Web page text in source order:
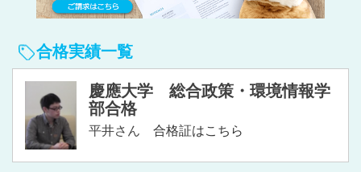
合格実績一覧
慶應大学 総合政策・環境情報学
部合格
平井さん 合格証はこちら